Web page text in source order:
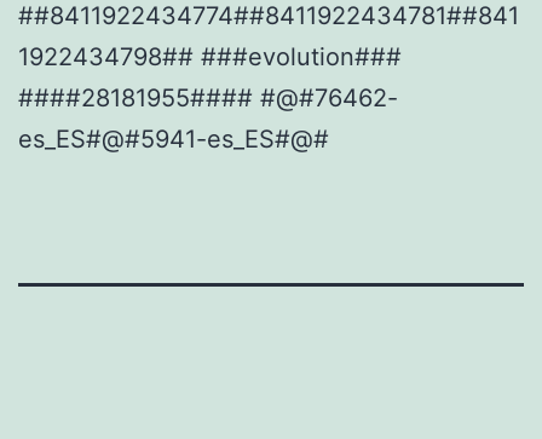
##8411922434774##8411922434781##841
1922434798## ###evolution###
####28181955#### #@#76462-
es_ES#@#5941-es_ES#@#